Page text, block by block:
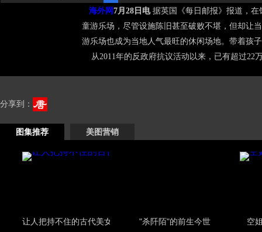
海外网7月28日电 据英国《每日邮报》报道，
童游乐场，尽管设施陈旧甚至破败不堪，但却让
游乐场也成为当地人气最旺的休闲场地。带着孩
从2011年的反政府抗议活动以来，已有超过22
分享到：
图集推荐 美图营销
让人把持不住的古代美女 "杀阡陌"的前生今世 空